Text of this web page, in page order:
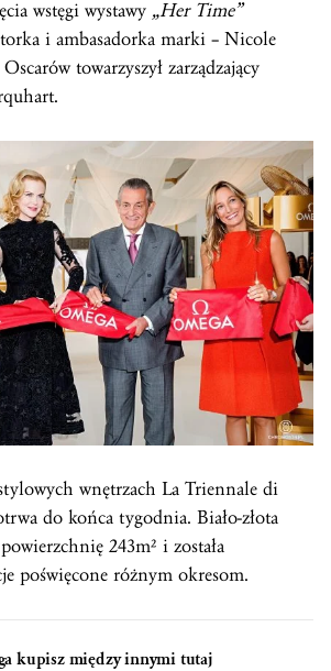
wstęgi wystawy „Her Time”
i ambasadorka marki – Nicole
towarzyszył zarządzający
wnętrzach La Triennale di
do końca tygodnia. Biało-złota
243m² i została
poświęcone różnym okresom.
kupisz między innymi tutaj